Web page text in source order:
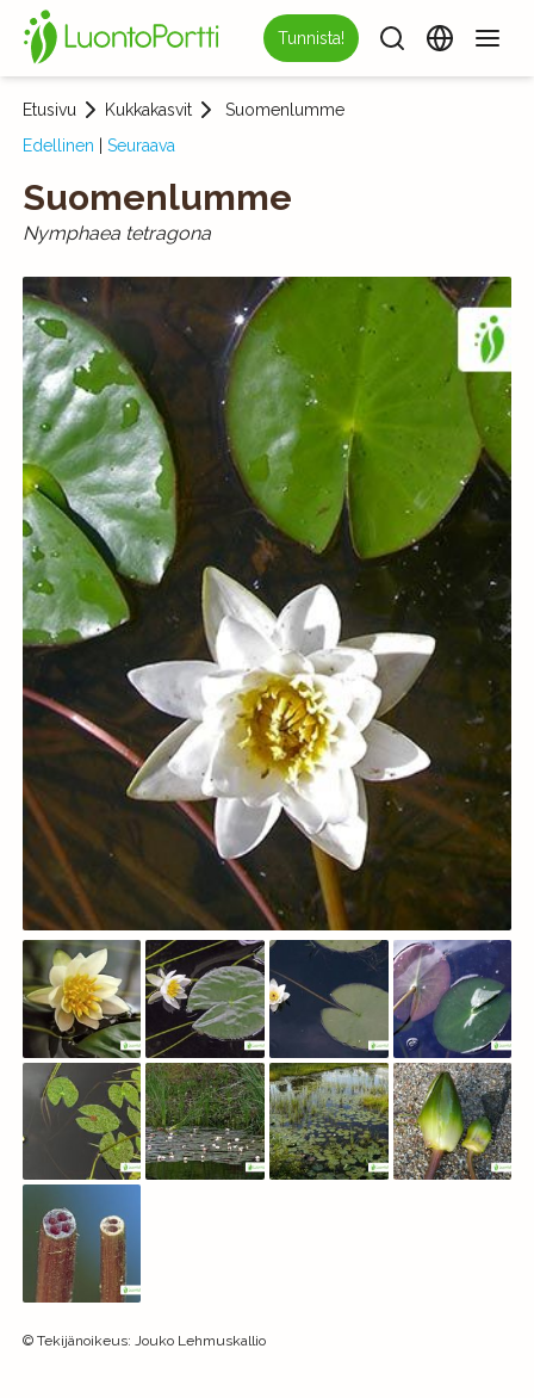
Tunnista!
Etusivu Kukkakasvit
Suomenlumme
Edellinen
Seuraava
Suomenlumme
Nymphaea tetragona
© Tekijänoikeus: Jouko Lehmuskallio